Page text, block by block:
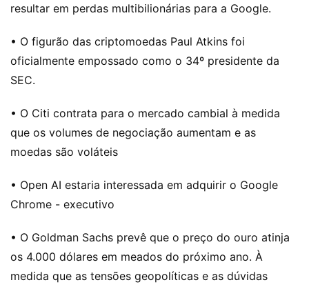
resultar em perdas multibilionárias para a Google.
• O figurão das criptomoedas Paul Atkins foi
oficialmente empossado como o 34º presidente da
SEC.
• O Citi contrata para o mercado cambial à medida
que os volumes de negociação aumentam e as
moedas são voláteis
• Open AI estaria interessada em adquirir o Google
Chrome - executivo
• O Goldman Sachs prevê que o preço do ouro atinja
os 4.000 dólares em meados do próximo ano. À
medida que as tensões geopolíticas e as dúvidas